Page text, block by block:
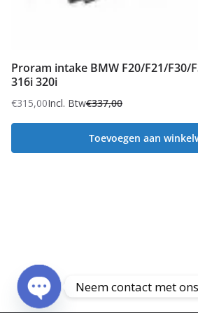
Proram intake BMW F20/F21/F30/
316i 320i
€337,00
Oorspronkelijke
prijs
€315,00
Huidige
prijs
Incl. Btw
Toevoegen aan
Neem contact met